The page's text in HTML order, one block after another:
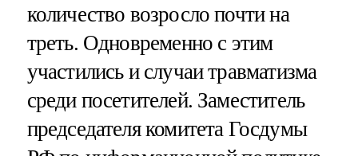
количество возросло почти на
треть. Одновременно с этим
участились и случаи травматизма
среди посетителей. Заместитель
председателя комитета Госдумы